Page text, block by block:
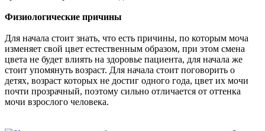
Физиологические причины
Для начала стоит знать, что есть причины, по которым моча
изменяет свой цвет естественным образом, при этом смена
цвета не будет влиять на здоровье пациента, для начала же
стоит упомянуть возраст. Для начала стоит поговорить о
детях, возраст которых не достиг одного года, цвет их мочи
почти прозрачный, поэтому сильно отличается от оттенка
мочи взрослого человека.